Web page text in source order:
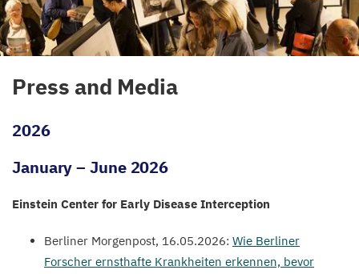
Press and Media
2026
January– June 2026
Einstein Center for Early Disease Interception
Berliner Morgenpost, 16.05.2026: Wie Berliner
Forscher ernsthafte Krankheiten erkennen, bevor